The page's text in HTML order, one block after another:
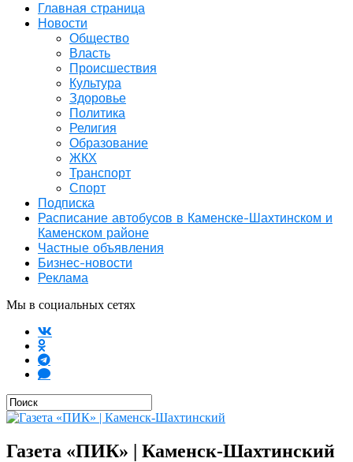
Главная страница
Новости
Общество
Власть
Происшествия
Культура
Здоровье
Политика
Религия
Образование
ЖКХ
Транспорт
Спорт
Подписка
Расписание автобусов в Каменске-Шахтинском и
Каменском районе
Частные объявления
Бизнес-новости
Реклама
Мы в социальных сетях
Газета «ПИК» | Каменск-Шахтинский